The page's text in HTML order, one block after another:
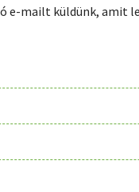
mailt küldünk, amit